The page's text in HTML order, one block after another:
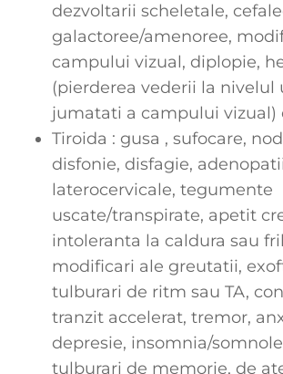
dezvoltarii scheletale,
galactoree/amenoree,
campului vizual, diplopie,
(pierderea vederii la nivelul
jumatati a campului vizual)
Tiroida : gusa , sufocare,
disfonie, disfagie,
laterocervicale, tegumente
uscate/transpirate, apetit
intoleranta la caldura sau
modificari ale greutatii,
tulburari de ritm sau TA,
tranzit accelerat, tremor,
depresie, insomnia/
tulburari de memorie, de